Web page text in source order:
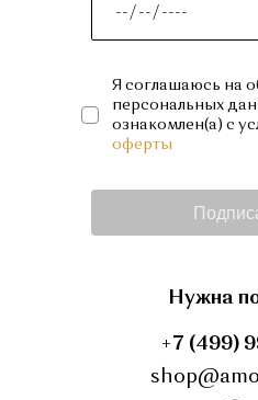
Я соглашаюсь на
персональных
ознакомлен(а) с
оферты
Нужна
+7 (499)